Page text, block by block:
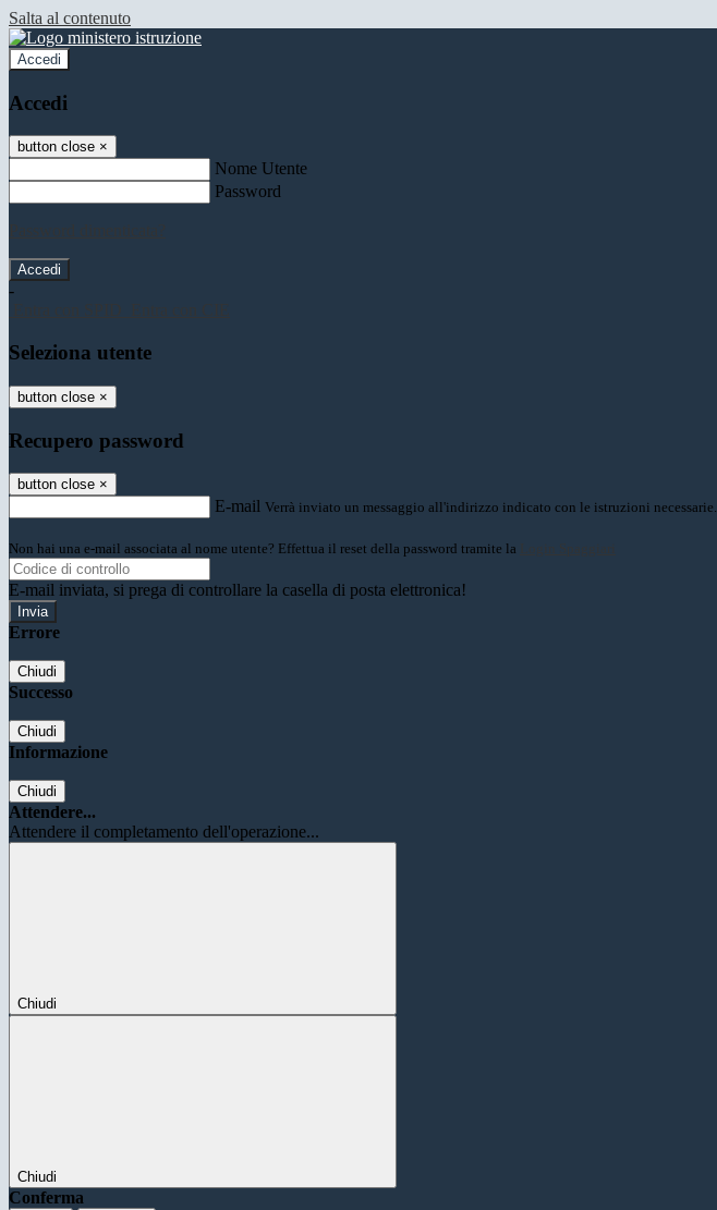
Salta al contenuto
Accedi
Accedi
button close ×
Nome Utente
Password
-
Seleziona utente
button close ×
Recupero password
button close ×
E-mail Verrà inviato un messaggio all'indirizzo indicato con le istruzioni necessarie.
Non hai una e-mail associata al nome utente? Effettua il reset della password tramite la
E-mail inviata, si prega di controllare la casella di posta elettronica!
Errore
Chiudi
Successo
Chiudi
Informazione
Chiudi
Attendere...
Attendere il completamento dell'operazione...
Chiudi
Chiudi
Conferma